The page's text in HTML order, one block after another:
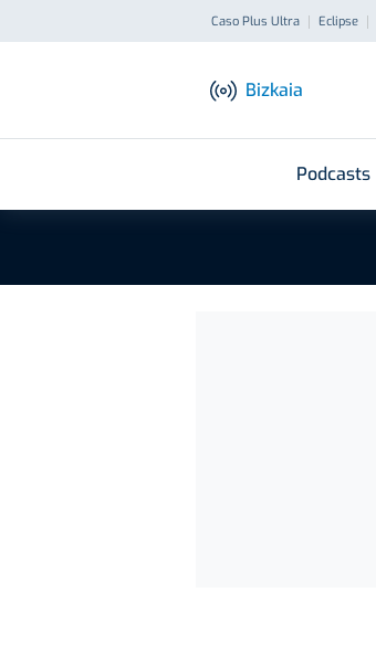
Caso Plus Ultra Eclipse
Bizkaia
Podcasts